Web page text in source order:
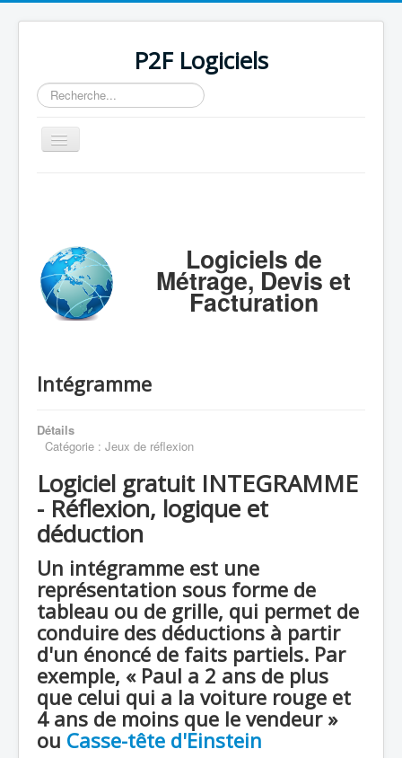
P2F Logiciels
Rechercher
Basculer
la
Support
Tarifs/Acheter
Contact / Mail / Liens
Logiciels de
Métrage, Devis et
Facturation
Intégramme
Détails
Catégorie : Jeux de réflexion
Logiciel gratuit INTEGRAMME
- Réflexion, logique et
déduction
Un intégramme est une
représentation sous forme de
tableau ou de grille, qui permet de
conduire des déductions à partir
d'un énoncé de faits partiels. Par
exemple, « Paul a 2 ans de plus
que celui qui a la voiture rouge et
4 ans de moins que le vendeur »
ou Casse-tête d'Einstein